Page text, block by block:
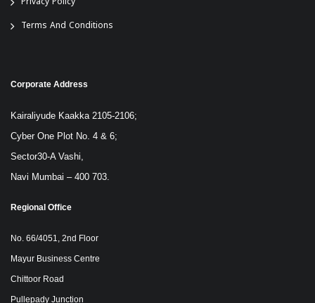
Privacy Policy
Terms And Conditions
Corporate Address
Kairaliyude Kaakka 2105-2106;
Cyber One Plot No. 4 & 6;
Sector30-A Vashi,
Navi Mumbai – 400 703.
Regional Office
No. 66/4051, 2nd Floor
Mayur Business Centre
Chittoor Road
Pullepady Junction